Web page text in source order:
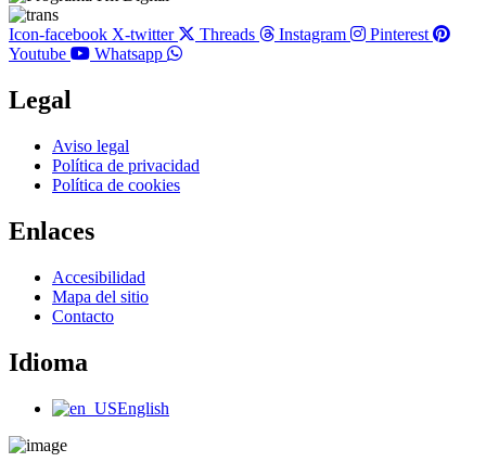
Icon-facebook X-twitter Threads Instagram
Pinterest
Youtube
Whatsapp
Legal
Main
Menu
Aviso legal
Política de privacidad
Política de cookies
Enlaces
Main
Menu
Accesibilidad
Mapa del sitio
Contacto
Idioma
Main
English